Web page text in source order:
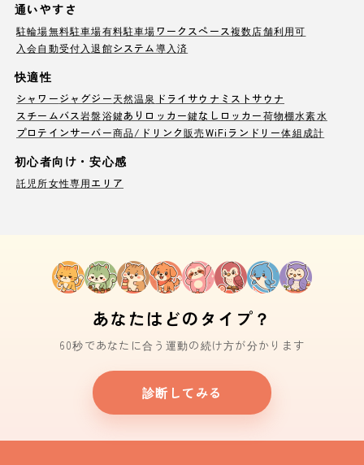
通いやすさ
駐輪場無料駐車場有料駐車場ワークスペース複数店舗利用可
入会自動受付入退館システム導入済
快適性
シャワージャグジー天然温泉 ドライサウナ ミストサウナ
スチームバス岩盤浴鍵ありロッカー鍵なしロッカー荷物棚水素水
プロテインサーバー商品/ドリンク販売WiFi ランドリー体組成計
初心者向け・安心感
託児所女性専用エリア
あなたはどのタイプ？
60秒であなたに合う運動の続け方が分かります
診断してみる